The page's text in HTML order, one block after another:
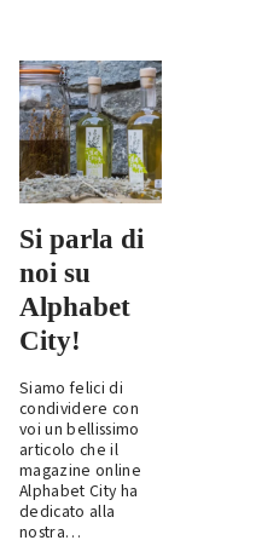
Si parla di
noi su
Alphabet
City!
Siamo felici di
condividere con
voi un bellissimo
articolo che il
magazine online
Alphabet City ha
dedicato alla
nostra…